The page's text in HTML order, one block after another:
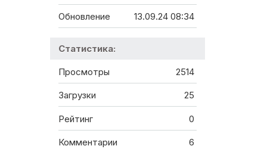
Обновление 13.09.24 08:34
Статистика:
Просмотры 2514
Загрузки 25
Рейтинг 0
Комментарии 6